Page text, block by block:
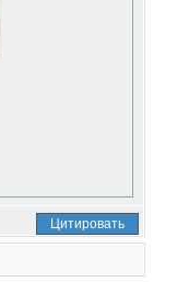
Цитировать